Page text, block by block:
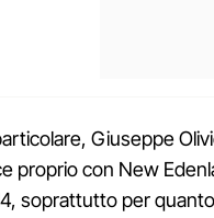
Giuseppe
proprio con New
soprattutto per